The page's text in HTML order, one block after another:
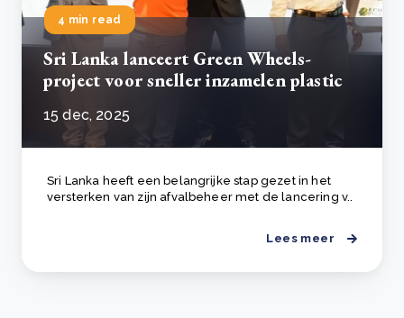
4 min read
Sri Lanka lanceert Green Wheels-
project voor sneller inzamelen plastic
15 dec, 2025
Sri Lanka heeft een belangrijke stap gezet in het
versterken van zijn afvalbeheer met de lancering v..
Lees meer